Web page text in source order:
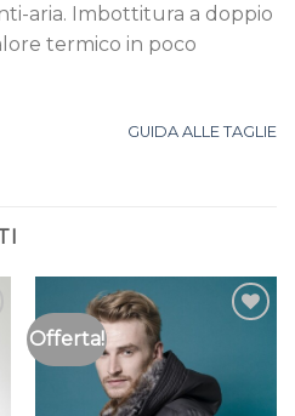
aria. Imbottitura a doppio
termico in poco
GUIDA ALLE TAGLIE
Offerta!
desideri